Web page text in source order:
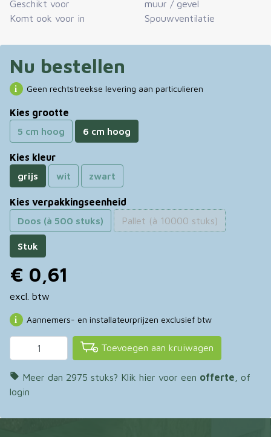
Geschikt voor
muur / gevel
Komt ook voor in
Spouwventilatie
Nu bestellen
Geen rechtstreekse levering aan particulieren
Kies grootte
5 cm hoog
6 cm hoog
Kies kleur
grijs
wit zwart
Kies verpakkingseenheid
Doos (à 500 stuks)
Pallet (à 10000 stuks)
Stuk
€ 0,61
excl. btw
Aannemers- en installateurprijzen exclusief btw
Toevoegen aan kruiwagen
 Meer dan 2975 stuks? Klik hier voor een offerte , of
login